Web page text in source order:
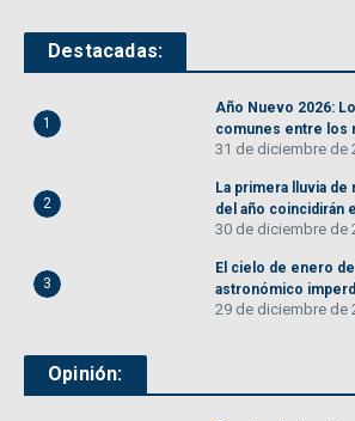
Destacadas:
1
Año Nuevo 2026:
comunes entre los
31 de diciembre de
2
La primera lluvia
del año coincidirán
30 de diciembre de
3
El cielo de enero
astronómico
29 de diciembre de
Opinión: